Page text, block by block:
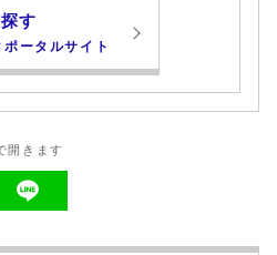
す
ータルサイト
開きます